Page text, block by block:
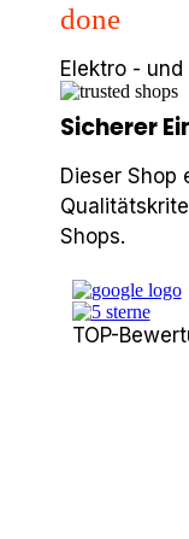
done
Elektro -
Sicherer
Dieser Shop
Shops.
TOP-